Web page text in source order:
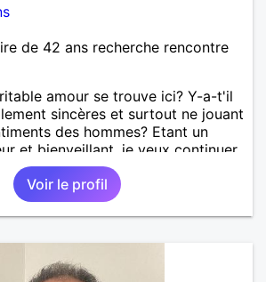
de 42 ans recherche rencontre
amour se trouve ici? Y-a-t'il
sincères et surtout ne jouant
des hommes? Etant un
et bienveillant, je veux continuer
enfin former la petite famille
Faux profil, profiteuse et autres
votre chemin, vous ne
du tout!
Voir le profil